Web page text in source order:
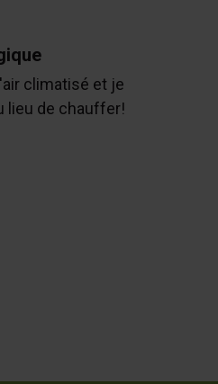
climatisé et je
lieu de chauffer!